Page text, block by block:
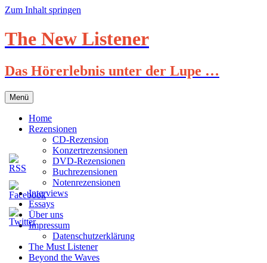
Zum Inhalt springen
The New Listener
Das Hörerlebnis unter der Lupe …
Menü
Home
Rezensionen
CD-Rezension
Konzertrezensionen
DVD-Rezensionen
Buchrezensionen
Notenrezensionen
Interviews
Essays
Über uns
Impressum
Datenschutzerklärung
The Must Listener
Beyond the Waves